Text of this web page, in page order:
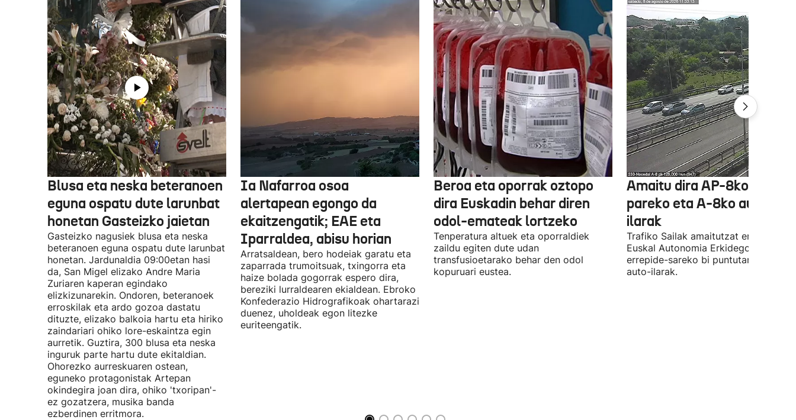
Blusa eta neska beteranoen
eguna ospatu dute larunbat
honetan Gasteizko jaietan
Gasteizko nagusiek blusa eta neska
beteranoen eguna ospatu dute larunbat
honetan. Jardunaldia 09:00etan hasi
da, San Migel elizako Andre Maria
Zuriaren kaperan egindako
elizkizunarekin. Ondoren, beteranoek
erroskilak eta ardo gozoa dastatu
dituzte, elizako balkoia hartu eta hiriko
zaindariari ohiko lore-eskaintza egin
aurretik. Guztira, 300 blusa eta neska
inguruk parte hartu dute ekitaldian.
Ohorezko aurreskuaren ostean,
eguneko protagonistak Artepan
okindegira joan dira, ohiko 'txoripan'-
ez gozatzera, musika banda
ezberdinen erritmora.
Ia Nafarroa osoa
alertapean egongo da
ekaitzengatik; EAE eta
Iparraldea, abisu horian
Arratsaldean, bero hodeiak garatu eta
zaparrada trumoitsuak, txingorra eta
haize bolada gogorrak espero dira,
bereziki lurraldearen ekialdean. Ebroko
Konfederazio Hidrografikoak ohartarazi
duenez, uholdeak egon litezke
euriteengatik.
Beroa eta oporrak oztopo
dira Euskadin behar diren
odol-emateak lortzeko
Tenperatura altuek eta oporraldiek
zaildu egiten dute udan
transfusioetarako behar den odol
kopuruari eustea.
Amaitu dira AP-8ko Irun
pareko eta A-8ko auto-
ilarak
Trafiko Sailak amaitutzat eman ditu
Euskal Autonomia Erkidegoko
errepide-sareko bi puntutan
auto-ilarak.